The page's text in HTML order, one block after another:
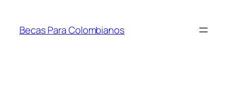
contenido
Becas Para Colombianos